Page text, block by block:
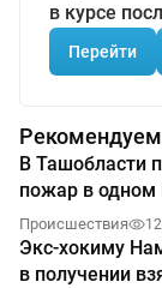
в курсе
Перейти
Рекомендуем
В Ташобласти
пожар в одном
Происшествия
Экс-хокиму
в получении